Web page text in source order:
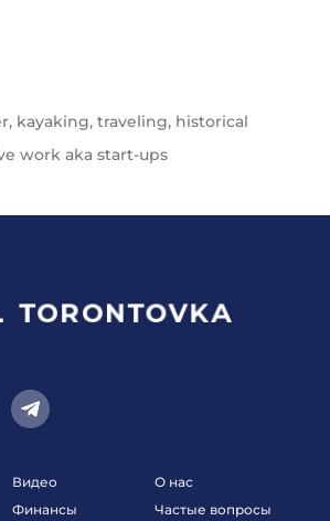
kayaking, traveling, historical
work aka start-ups
Видео
Финансы
О нас
Частые вопросы